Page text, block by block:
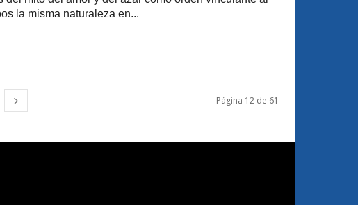
la misma naturaleza en...
Página 12 de 61